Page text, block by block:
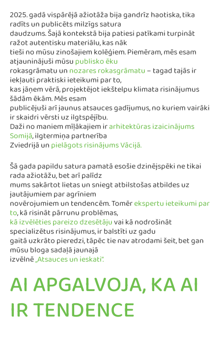
2025. gadā vispārējā ažiotāža bija gandrīz haotiska, tika
radīts un publicēts milzīgs satura
daudzums. Šajā kontekstā bija patiesi patīkami turpināt
ražot autentisku materiālu, kas nāk
tieši no mūsu zinošajiem kolēģiem. Piemēram, mēs esam
atjauninājuši mūsupublisko ēku
rokasgrāmatu unnozares rokasgrāmatu– tagad tajās ir
iekļauti praktiski ieteikumi par to,
kas jāņem vērā, projektējot iekštelpu klimata risinājumus
šādām ēkām. Mēs esam
publicējuši arī jaunus atsauces gadījumus, no kuriem vairāki
ir skaidri vērsti uz ilgtspējību.
Daži no maniem mīļākajiem irarhitektūras izaicinājums
Somijā, ilgtermiņa partnerība
Zviedrijā unpielāgots risinājums Vācijā.
Šā gada papildu satura pamatā esošie dzinējspēki ne tikai
rada ažiotāžu, bet arī palīdz
mums sakārtot lietas un sniegt atbilstošas atbildes uz
jautājumiem par agrīniem
novērojumiem un tendencēm. Tomērekspertu ieteikumi par
to, kā risināt pārrunu problēmas,
kā izvēlēties pareizo dzesētājuvai kā nodrošināt
specializētus risinājumus, ir balstīti uz gadu
gaitā uzkrāto pieredzi, tāpēc tie nav atrodami šeit, bet gan
mūsu bloga sadaļā jaunajā
izvēlnē„Atsauces un ieskati”.
AI APGALVOJA, KA AI
IR TENDENCE